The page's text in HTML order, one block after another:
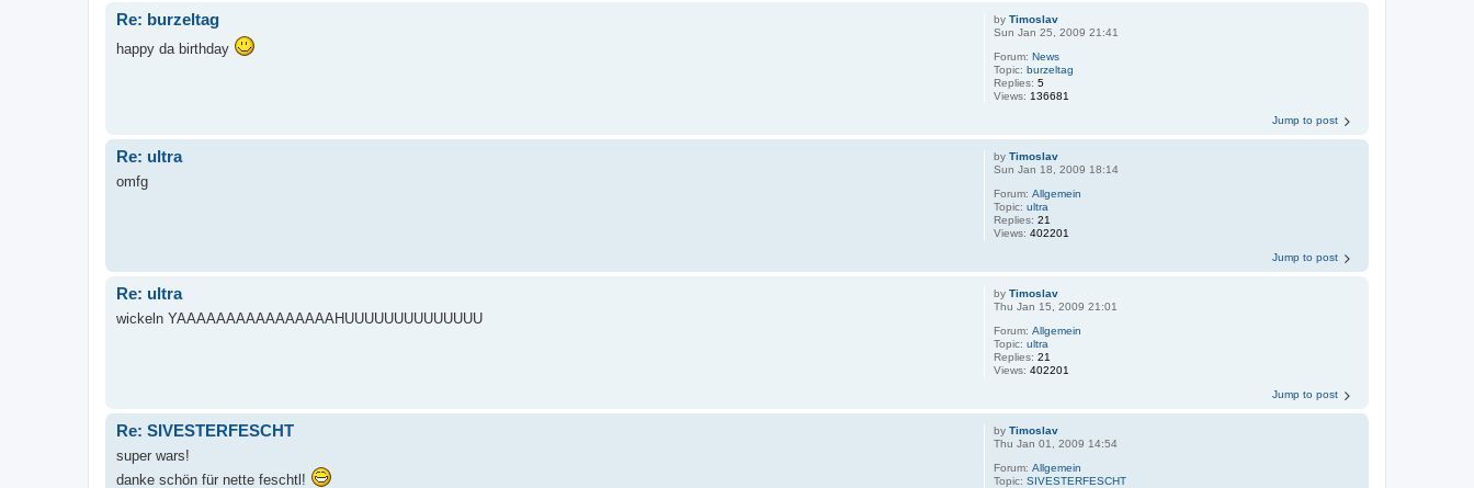
byTimoslav
Sun Jan 25, 2009 21:41
Forum:News
Topic:burzeltag
Replies:5
Views: 136681
Re: burzeltag
happy da birthday
Jump to post
byTimoslav
Sun Jan 18, 2009 18:14
Forum:Allgemein
Topic:ultra
Replies:21
Views:402201
Re: ultra
omfg
Jump to post
byTimoslav
Thu Jan 15, 2009 21:01
Forum:Allgemein
Topic:ultra
Replies:21
Views:402201
Re: ultra
wickeln YAAAAAAAAAAAAAAAAHUUUUUUUUUUUUUU
Jump to post
byTimoslav
Thu Jan 01, 2009 14:54
Forum:Allgemein
Topic:SIVESTERFESCHT
Re: SIVESTERFESCHT
super wars!
danke schön für nette feschtl!